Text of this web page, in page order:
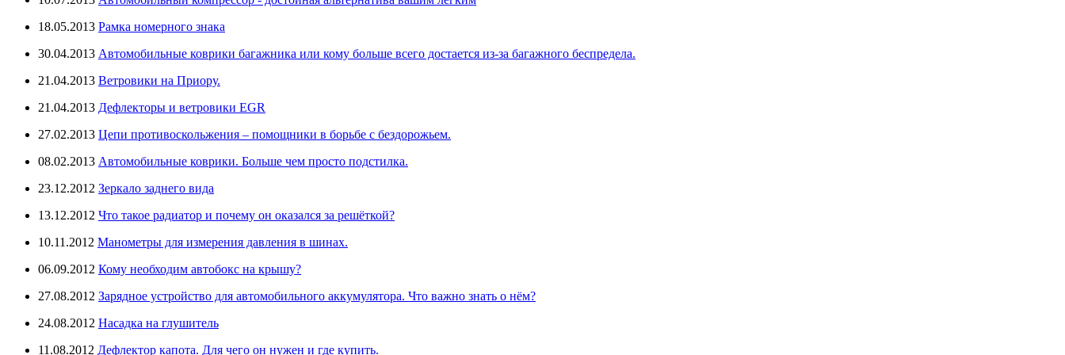
18.05.2013 Рамка номерного знака
30.04.2013 Автомобильные коврики багажника или кому больше всего достается из-за багажного беспредела.
21.04.2013 Ветровики на Приору.
21.04.2013 Дефлекторы и ветровики EGR
27.02.2013 Цепи противоскольжения – помощники в борьбе с бездорожьем.
08.02.2013 Автомобильные коврики. Больше чем просто подстилка.
23.12.2012 Зеркало заднего вида
13.12.2012 Что такое радиатор и почему он оказался за решёткой?
10.11.2012 Манометры для измерения давления в шинах.
06.09.2012 Кому необходим автобокс на крышу?
27.08.2012 Зарядное устройство для автомобильного аккумулятора. Что важно знать о нём?
24.08.2012 Насадка на глушитель
11.08.2012 Дефлектор капота. Для чего он нужен и где купить.